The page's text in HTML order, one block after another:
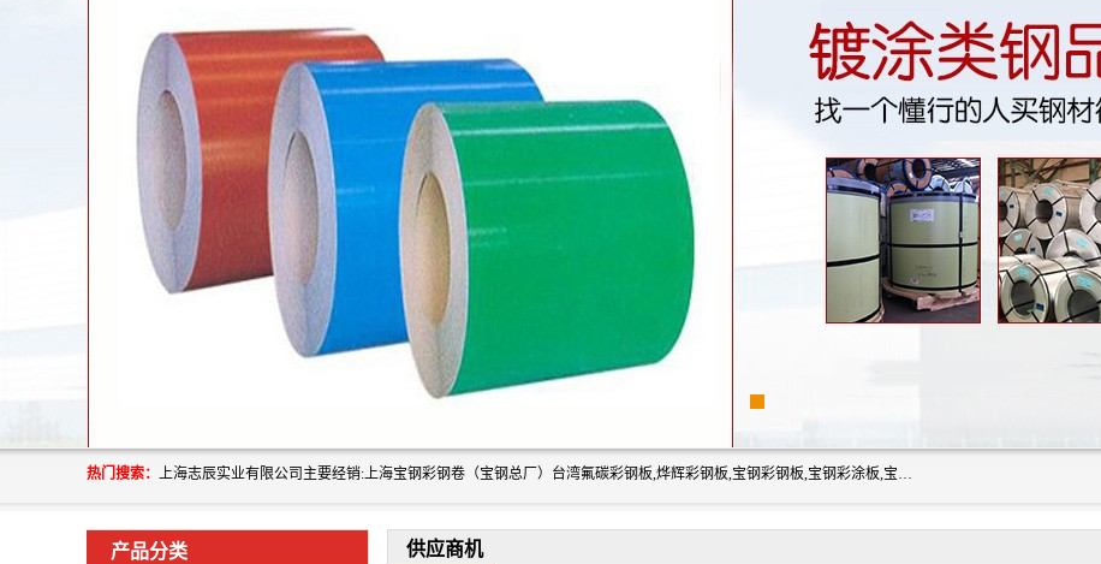
热门搜索： 上海志辰实业有限公司主要经销:上海宝钢彩钢卷（宝钢总厂）台湾氟碳彩钢板,烨辉彩钢板,宝钢彩钢板,宝钢彩涂板,宝钢彩钢卷,马钢彩钢板,马钢彩钢卷,镀铝锌钢板,PVDF彩钢板,台湾烨辉彩钢板,高耐候彩钢板,硅改性彩钢板,规格齐全。
产品分类 供应商机